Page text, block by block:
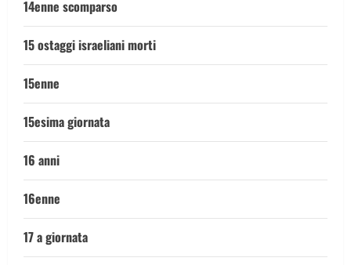
14enne scomparso
15 ostaggi israeliani morti
15enne
15esima giornata
16 anni
16enne
17 a giornata